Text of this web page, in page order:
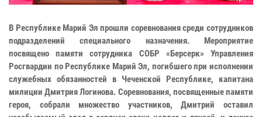
В Республике Марий Эл прошли соревнования среди сотрудников
подразделений специального назначения. Мероприятие
посвящено памяти сотрудника СОБР «Берсерк» Управления
Росгвардии по Республике Марий Эл, погибшего при исполнении
служебных обязанностей в Чеченской Республике, капитана
милиции Дмитрия Логинова. Соревнования, посвященные памяти
героя, собрали множество участников, Дмитрий оставил